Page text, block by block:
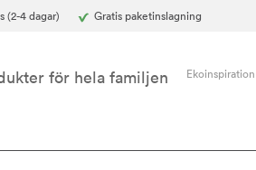
(2-4 dagar) Gratis paketinslagning
för hela familjen Ekoinspiration